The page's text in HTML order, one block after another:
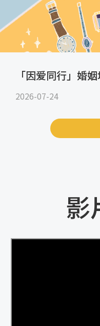
「因爱同行」婚
2026-07-24
影